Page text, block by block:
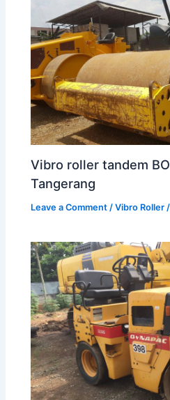
Vibro roller tandem
Tangerang
Leave a Comment /Vibro Roller